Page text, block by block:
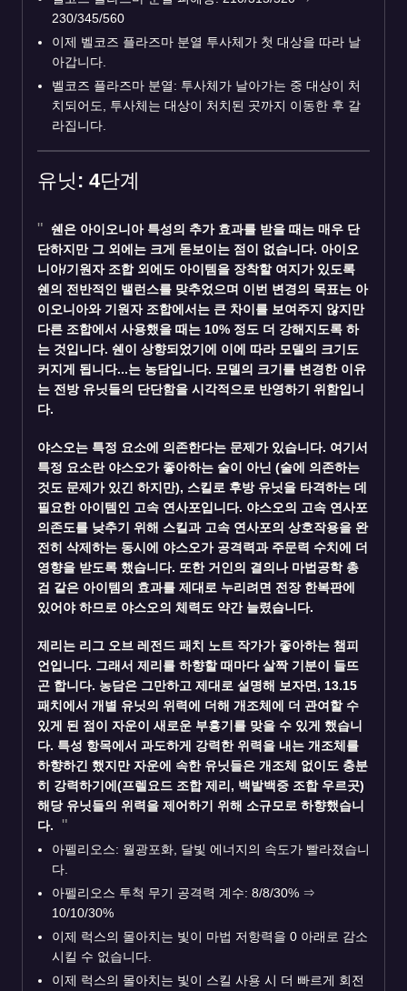
230/345/560
이제 벨코즈 플라즈마 분열 투사체가 첫 대상을 따라 날
아갑니다.
벨코즈 플라즈마 분열: 투사체가 날아가는 중 대상이 처
치되어도, 투사체는 대상이 처치된 곳까지 이동한 후 갈
라집니다.
유닛: 4단계
쉔 은 아이오니아 특성의 추가 효과를 받을 때는 매우 단
단하지만 그 외에는 크게 돋보이는 점이 없습니다. 아이오
니아/기원자 조합 외에도 아이템을 장착할 여지가 있도록
쉔의 전반적인 밸런스를 맞추었으며 이번 변경의 목표는 아
이오니아와 기원자 조합에서는 큰 차이를 보여주지 않지만
다른 조합에서 사용했을 때는 10% 정도 더 강해지도록 하
는 것입니다. 쉔이 상향되었기에 이에 따라 모델의 크기도
커지게 됩니다...는 농담입니다. 모델의 크기를 변경한 이유
는 전방 유닛들의 단단함을 시각적으로 반영하기 위함입니
다.
야스오는 특정 요소에 의존한다는 문제가 있습니다. 여기서
특정 요소란 야스오가 좋아하는 술이 아닌 (술에 의존하는
것도 문제가 있긴 하지만), 스킬로 후방 유닛을 타격하는 데
필요한 아이템인 고속 연사포입니다. 야스오의 고속 연사포
의존도를 낮추기 위해 스킬과 고속 연사포의 상호작용을 완
전히 삭제하는 동시에 야스오가 공격력과 주문력 수치에 더
영향을 받도록 했습니다. 또한 거인의 결의나 마법공학 총
검 같은 아이템의 효과를 제대로 누리려면 전장 한복판에
있어야 하므로 야스오의 체력도 약간 늘렸습니다.
제리 는 리그 오브 레전드 패치 노트 작가가 좋아하는 챔피
언입니다. 그래서 제리를 하향할 때마다 살짝 기분이 들뜨
곤 합니다. 농담은 그만하고 제대로 설명해 보자면, 13.15
패치에서 개별 유닛의 위력에 더해 개조체에 더 관여할 수
있게 된 점이 자운이 새로운 부흥기를 맞을 수 있게 했습니
다. 특성 항목에서 과도하게 강력한 위력을 내는 개조체를
하향하긴 했지만 자운에 속한 유닛들은 개조체 없이도 충분
히 강력하기에(프렐요드 조합 제리, 백발백중 조합 우르곳)
해당 유닛들의 위력을 제어하기 위해 소규모로 하향했습니
다.
아펠리오스: 월광포화, 달빛 에너지의 속도가 빨라졌습니
다.
아펠리오스 투척 무기 공격력 계수: 8/8/30% ⇒
10/10/30%
이제 럭스의 몰아치는 빛이 마법 저항력을 0 아래로 감소
시킬 수 없습니다.
이제 럭스의 몰아치는 빛이 스킬 사용 시 더 빠르게 회전